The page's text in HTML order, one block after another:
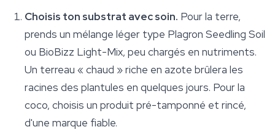
Choisis ton substrat avec soin. Pour la terre,
prends un mélange léger type Plagron Seedling Soil
ou BioBizz Light-Mix, peu chargés en nutriments.
Un terreau « chaud » riche en azote brûlera les
racines des plantules en quelques jours. Pour la
coco, choisis un produit pré-tamponné et rincé,
d'une marque fiable.